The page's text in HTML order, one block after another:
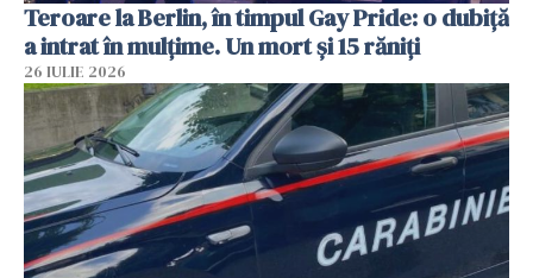
Teroare la Berlin, în timpul Gay Pride: o dubiță
a intrat în mulțime. Un mort și 15 răniți
26 IULIE 2026